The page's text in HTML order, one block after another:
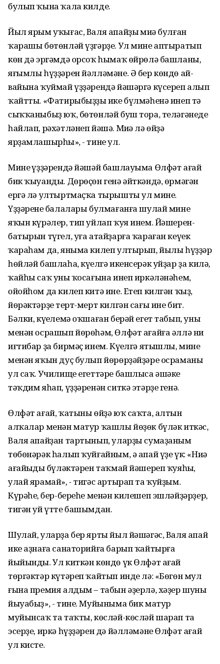
булып ҡына ҡала килде.
Йыл ярым уҡығас, Валя апайҙың миңә булған
ҡарашы бөтөнләй үҙгәрҙе. Ул мине аптыратып
көн дә эргәмдә орсоҡ һымаҡ өйрөлә башланы,
яғымлы һүҙҙәрен йәлләмәне. Ә бер көндө ай-
вайына ҡуймай үҙҙәрендә йәшәргә күсереп алып
ҡайтты. «Фатирыбыҙҙың ике бүлмәһенә инеп тә
сыҡҡаныбыҙ юҡ, бөтөнләй буш тора, теләгәнеңде
һайлап, рәхәтләнеп йәшә. Миңә лә өйҙә
ярҙамлашырһың», - тине ул.
Минең үҙҙәрендә йәшәй башлауыма Өлфәт ағай
бик ҡыуанды. Дөрөҫөн генә әйткәндә, өрмәгән
ергә лә ултыртмаҫҡа тырышты ул мине.
Үҙҙәренең балалары булмағанға шулай мине
яҡын күрәлер, тип уйлап ҡуя инем. Йәшерен-
батырын түгел, уға атайҙарға ҡараған кеүек
ҡараһам да, яныма килеп ултырып, йылы һүҙҙәр
һөйләй башлаһа, күңелгә икенсерәк уйҙар ҙа килә,
ҡайһы саҡ уның ҡосағына инеп иркәләнәһем,
ойойһом да килеп китә ине. Етеп килгән ҡыҙ,
йөрәктәрҙең терт-мерт килгән сағы ине бит.
Бәлки, күңелемә оҡшаған берәй егет табып, уның
менән осрашып йөрөһәм, Өлфәт ағайға әллә ни
иғтибар ҙа бирмәҫ инем. Күңелгә ятышлы, минең
менән яҡын дуҫ булып йөрөрҙәйҙәре осраманы
ул саҡ. Училище егеттәре башлыса әшәке
тәҡдим яһап, үҙҙәренән ситкә этәрҙе генә.
Өлфәт ағай, ҡатыны өйҙә юҡ саҡта, алтын
алҡалар менән матур ҡашлы йөҙөк бүләк иткәс,
Валя апайҙан тартынып, уларҙы сумаҙаным
төбөнәрәк һалып ҡуйғайным, ә апай үҙе үк: «Ниңә
ағайыңдың бүләктәрен таҡмай йәшереп ҡуяһың,
улай ярамай», - тигәс артырап та ҡуйҙым.
Күрәһең, бер-береһе менән килешеп эшләйҙәрҙер,
тигән уй үтте башымдан.
Шулай, уларҙа бер ярты йыл йәшәгәс, Валя апай
ике аҙнаға санаторийға барып ҡайтырға
йыйынды. Ул киткән көндө үк Өлфәт ағай
төргәктәр күтәреп ҡайтып инде лә: «Бөгөн мул
ғына премия алдым – табын әҙерлә, хәҙер шуны
йыуабыҙ», - тине. Муйыныма бик матур
муйынсаҡ та таҡты, көсләй-көсләй шарап та
эсерҙе, иркә һүҙҙәрен дә йәлләмәне Өлфәт ағай
ул кисте.